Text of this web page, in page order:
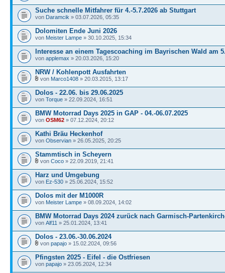
Suche schnelle Mitfahrer für 4.-5.7.2026 ab Stuttgart
von Daramcik » 03.07.2026, 05:35
Dolomiten Ende Juni 2026
von Meister Lampe » 30.10.2025, 15:34
Interesse an einem Tagescoaching im Bayrischen Wald am
von applemax » 20.03.2026, 15:20
NRW / Kohlenpott Ausfahrten
von Marco1408 » 20.03.2015, 13:17
Dolos - 22.06. bis 29.06.2025
von Torque » 22.09.2024, 16:51
BMW Motorrad Days 2025 in GAP - 04.-06.07.2025
von OSM62 » 07.12.2024, 20:12
Kathi Bräu Heckenhof
von Observian » 26.05.2025, 20:25
Stammtisch in Scheyern
von Coco » 22.09.2019, 21:41
Harz und Umgebung
von Ez-530 » 25.06.2024, 15:52
Dolos mit der M1000R
von Meister Lampe » 08.09.2024, 14:02
BMW Motorrad Days 2024 zurück nach Garmisch-
von Alf11 » 25.01.2024, 13:41
Dolos - 23.06.-30.06.2024
von papajo » 15.02.2024, 09:56
Pfingsten 2025 - Eifel - die Ostfriesen
von papajo » 23.05.2024, 12:34